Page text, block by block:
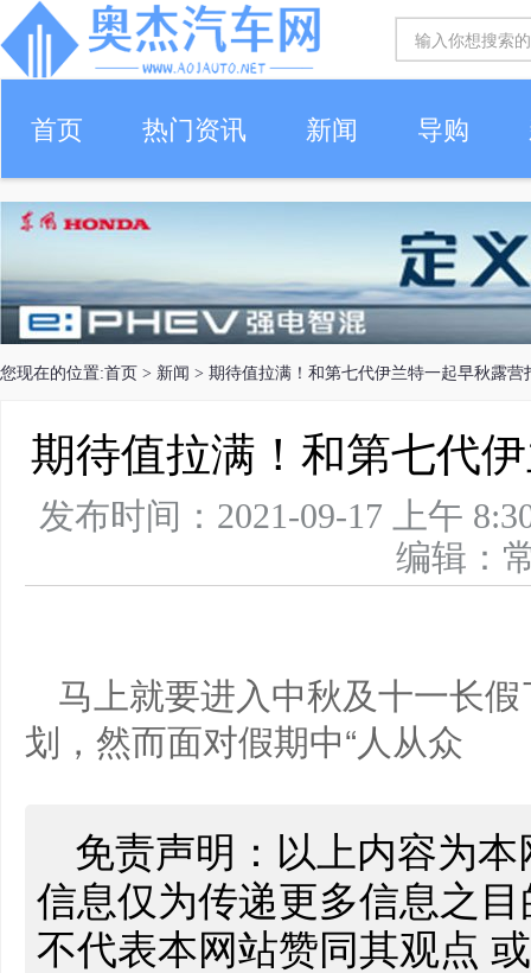
首页 热门资讯 新闻 导购
您现在的位置:首页 > 新闻 > 期待值拉满！和第七代伊兰特一起早秋露营
期待值拉满！和第七代
发布时间：2021-09-17 上
编辑
马上就要进入中秋及十一长
划，然而面对假期中“人从众
免责声明：以上内容为
信息仅为传递更多信息之
不代表本网站赞同其观点